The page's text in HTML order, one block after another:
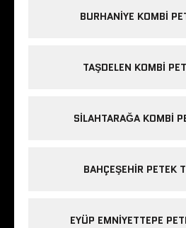
BURHANIYE KOMBI
TAŞDELEN KOMBI
SILAHTARAĞA KOMBI
BAHÇEŞEHIR PETEK
EYÜP EMNIYETTEPE